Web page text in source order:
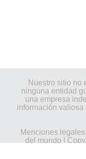
Nuestro sitio no
ninguna entidad
una empresa
información valiosa
Menciones legales
del mundo |